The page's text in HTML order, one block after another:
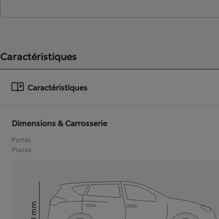
Caractéristiques
Caractéristiques
Dimensions & Carrosserie
Portes
Places
mm